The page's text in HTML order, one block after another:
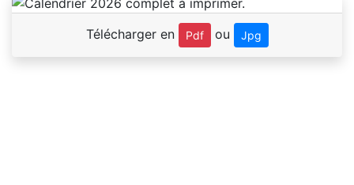
Télécharger en Pdf ou Jpg